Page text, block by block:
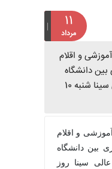
مرداد
اقلام
کاشان و موسسه آموزش عالی سینا شنبه 10
و اقلام
دانشگاه
روز